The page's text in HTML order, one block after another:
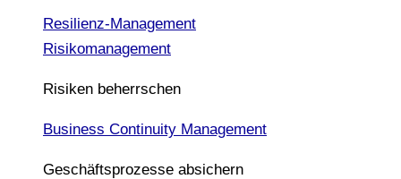
Resilienz-Management
Risikomanagement
Risiken beherrschen
Business Continuity Management
Geschäftsprozesse absichern